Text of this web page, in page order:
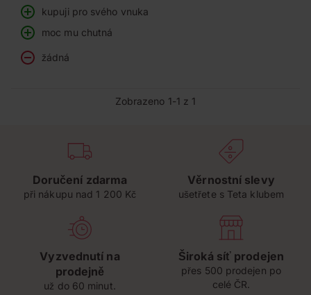
kupuji pro svého vnuka
moc mu chutná
žádná
Zobrazeno 1-1 z 1
Doručení zdarma
při nákupu nad 1 200 Kč
Věrnostní slevy
ušetřete s Teta klubem
Vyzvednutí na
prodejně
už do 60 minut.
Široká síť prodejen
přes 500 prodejen po
celé ČR.